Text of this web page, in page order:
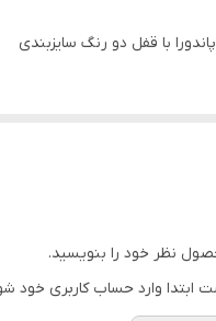
با قفل دو رنگ سایزبندی
نظر خود را بنویسید.
ابتدا وارد حساب کاربری خود